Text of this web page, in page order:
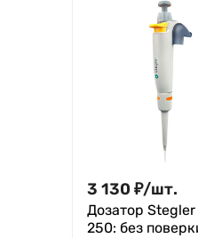
3 130 ₽/шт.
Дозатор Stegler
250: без